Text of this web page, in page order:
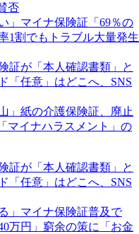
否
」マイナ保険証「69％の
1割でもトラブル大量発生
証が「本人確認書類」と
「任意」はどこへ、SNS
」紙の介護保険証、廃止
マイナハラスメント」の
証が「本人確認書類」と
「任意」はどこへ、SNS
」マイナ保険証普及で
万円」窮余の策に「お金